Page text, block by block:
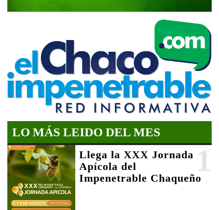
LO MÁS LEIDO DEL MES
1
Llega la XXX Jornada
Apícola del
Impenetrable Chaqueño